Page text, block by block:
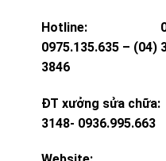
Hotline:
0975.135.635 – (04)
3846
ĐT xưởng sửa chữa:
3148- 0936.995.663